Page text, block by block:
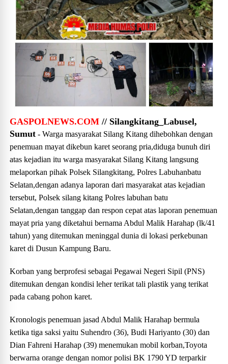
GASPOLNEWS.COM // Silangkitang_Labusel,
Sumut - Warga masyarakat Silang Kitang dihebohkan dengan
penemuan mayat dikebun karet seorang pria,diduga bunuh diri
atas kejadian itu warga masyarakat Silang Kitang langsung
melaporkan pihak Polsek Silangkitang, Polres Labuhanbatu
Selatan,dengan adanya laporan dari masyarakat atas kejadian
tersebut, Polsek silang kitang Polres labuhan batu
Selatan,dengan tanggap dan respon cepat atas laporan penemuan
mayat pria yang diketahui bernama Abdul Malik Harahap (lk/41
tahun) yang ditemukan meninggal dunia di lokasi perkebunan
karet di Dusun Kampung Baru.
Korban yang berprofesi sebagai Pegawai Negeri Sipil (PNS)
ditemukan dengan kondisi leher terikat tali plastik yang terikat
pada cabang pohon karet.
Kronologis penemuan jasad Abdul Malik Harahap bermula
ketika tiga saksi yaitu Suhendro (36), Budi Hariyanto (30) dan
Dian Fahreni Harahap (39) menemukan mobil korban,Toyota
berwarna orange dengan nomor polisi BK 1790 YD terparkir